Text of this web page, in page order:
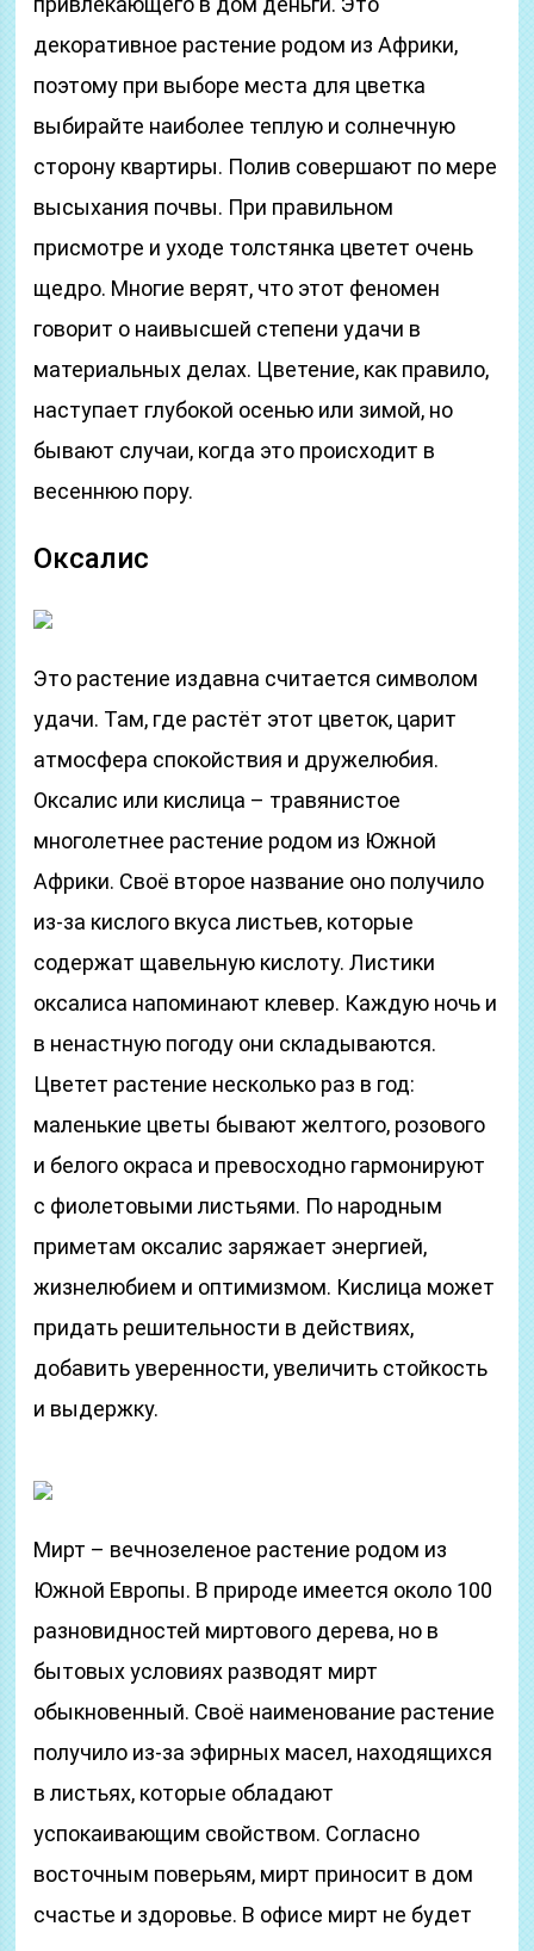
декоративное растение родом из Африки,
поэтому при выборе места для цветка
выбирайте наиболее теплую и солнечную
сторону квартиры. Полив совершают по мере
высыхания почвы. При правильном
присмотре и уходе толстянка цветет очень
щедро. Многие верят, что этот феномен
говорит о наивысшей степени удачи в
материальных делах. Цветение, как правило,
наступает глубокой осенью или зимой, но
бывают случаи, когда это происходит в
весеннюю пору.
Оксалис
Это растение издавна считается символом
удачи. Там, где растёт этот цветок, царит
атмосфера спокойствия и дружелюбия.
Оксалис или кислица – травянистое
многолетнее растение родом из Южной
Африки. Своё второе название оно получило
из-за кислого вкуса листьев, которые
содержат щавельную кислоту. Листики
оксалиса напоминают клевер. Каждую ночь и
в ненастную погоду они складываются.
Цветет растение несколько раз в год:
маленькие цветы бывают желтого, розового
и белого окраса и превосходно гармонируют
с фиолетовыми листьями. По народным
приметам оксалис заряжает энергией,
жизнелюбием и оптимизмом. Кислица может
придать решительности в действиях,
добавить уверенности, увеличить стойкость
и выдержку.
Мирт – вечнозеленое растение родом из
Южной Европы. В природе имеется около 100
разновидностей миртового дерева, но в
бытовых условиях разводят мирт
обыкновенный. Своё наименование растение
получило из-за эфирных масел, находящихся
в листьях, которые обладают
успокаивающим свойством. Согласно
восточным поверьям, мирт приносит в дом
счастье и здоровье. В офисе мирт не будет